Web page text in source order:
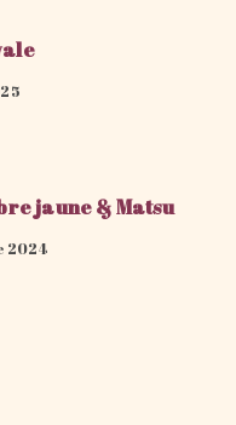
jaune & Matsu
2024